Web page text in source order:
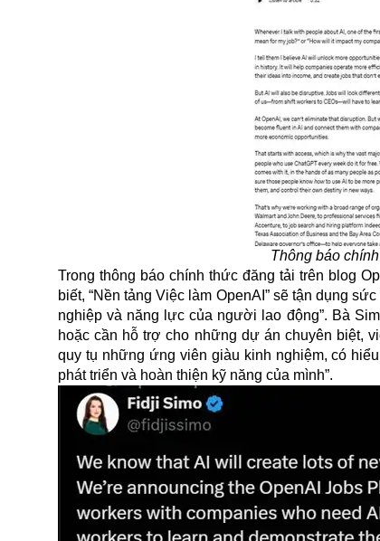
Thông báo
Trong thông báo chính thức đăng tải trên blog
biết, “Nền tảng Việc làm OpenAI” sẽ tận dụng
nghiệp và năng lực của người lao động”. Bà
hoặc cần hỗ trợ cho những dự án chuyên biệt,
quy tụ những ứng viên giàu kinh nghiệm, có
phát triển và hoàn thiện kỹ năng của mình”.